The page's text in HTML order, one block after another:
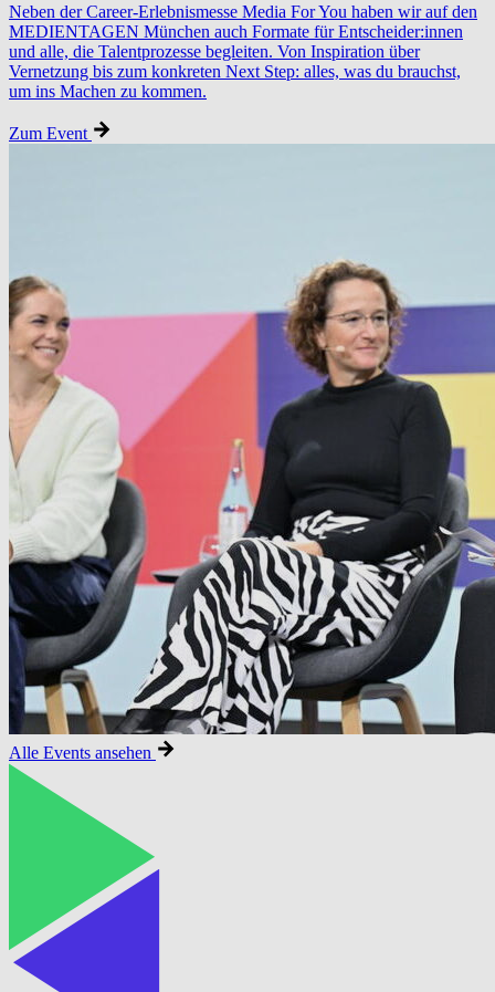
Neben der Career-Erlebnismesse Media For You haben wir auf den
MEDIENTAGEN München auch Formate für Entscheider:innen
und alle, die Talentprozesse begleiten. Von Inspiration über
Vernetzung bis zum konkreten Next Step: alles, was du brauchst,
um ins Machen zu kommen.
Zum Event
Alle Events ansehen